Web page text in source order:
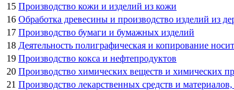
15 Производство кожи и изделий из кожи
16 Обработка древесины и производство изделий из
17 Производство бумаги и бумажных изделий
18 Деятельность полиграфическая и копирование
19 Производство кокса и нефтепродуктов
20 Производство химических веществ и химических
21 Производство лекарственных средств и